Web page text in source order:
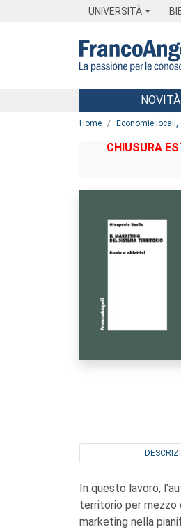
UNIVERSITÀ
Menu
NOVITÀ
Home Economie
CHIUSURA
In questo lavoro,
territorio per mezzo
marketing nella